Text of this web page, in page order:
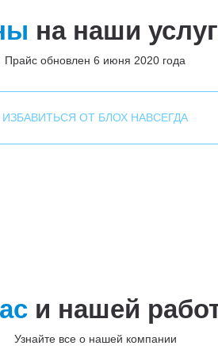
на наши
Прайс обновлен 6 июня 2020 года
ИЗБАВИТЬСЯ ОТ БЛОХ НАВСЕГДА
и нашей
Узнайте все о нашей компании